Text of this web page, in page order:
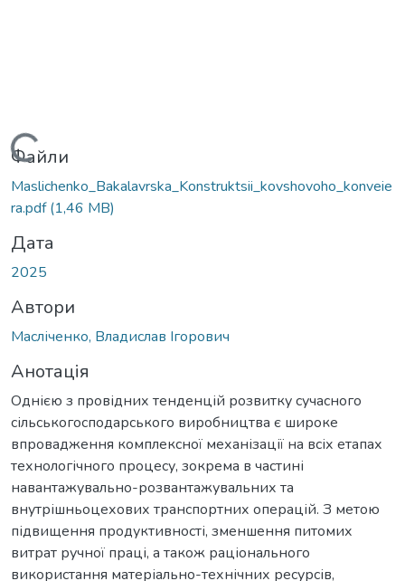
Файли
Maslichenko_Bakalavrska_Konstruktsii_kovshovoho_konveie
ra.pdf(1,46 MB)
Дата
2025
Автори
Масліченко, Владислав Ігорович
Анотація
Однією з провідних тенденцій розвитку сучасного
сільськогосподарського виробництва є широке
впровадження комплексної механізації на всіх етапах
технологічного процесу, зокрема в частині
навантажувально-розвантажувальних та
внутрішньоцехових транспортних операцій. З метою
підвищення продуктивності, зменшення питомих
витрат ручної праці, а також раціонального
використання матеріально-технічних ресурсів,